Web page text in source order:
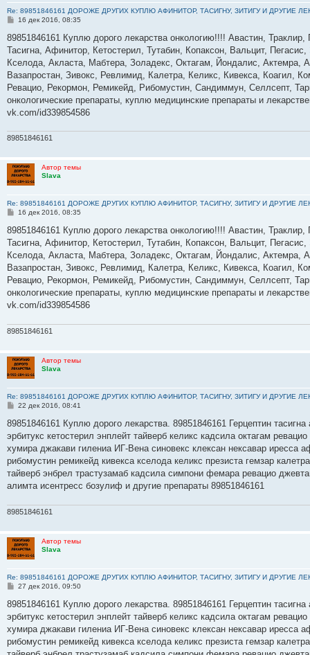
Re: 89851846161 ДОРОЖЕ ДРУГИХ КУПЛЮ АФИНИТОР, ТАСИГНУ, ЗИТИГУ И ДРУГИЕ
С
о
щ
е
и
е
16 дек 2016, 08:35
89851846161 Куплю дорого лекарства онкологию!!!! Авастин,
Тасигна, Афинитор, Кетостерил, Тутабин, Копаксон, Вальцит,
Кселода, Акласта, Мабтера, Золадекс, Октагам, Йондалис, Актемра,
Вазапростан, Зивокс, Ревлимид, Калетра, Келикс, Кивекса, Коагил,
Ревацио, Рекормон, Ремикейд, Рибомустин, Сандиммун, Селлсепт,
онкологические препараты, куплю медицинские препараты и
vk.com/id339854586
89851846161
Автор темы
Slava
Re: 89851846161 ДОРОЖЕ ДРУГИХ КУПЛЮ АФИНИТОР, ТАСИГНУ, ЗИТИГУ И ДРУГИЕ
С
о
щ
е
и
е
16 дек 2016, 08:35
89851846161 Куплю дорого лекарства онкологию!!!! Авастин,
Тасигна, Афинитор, Кетостерил, Тутабин, Копаксон, Вальцит,
Кселода, Акласта, Мабтера, Золадекс, Октагам, Йондалис, Актемра,
Вазапростан, Зивокс, Ревлимид, Калетра, Келикс, Кивекса, Коагил,
Ревацио, Рекормон, Ремикейд, Рибомустин, Сандиммун, Селлсепт,
онкологические препараты, куплю медицинские препараты и
vk.com/id339854586
89851846161
Автор темы
Slava
Re: 89851846161 ДОРОЖЕ ДРУГИХ КУПЛЮ АФИНИТОР, ТАСИГНУ, ЗИТИГУ И ДРУГИЕ
С
о
щ
е
и
е
22 дек 2016, 08:41
89851846161 Куплю дорого лекарства. 89851846161 Герцептин
эрбитукс кетостерил энплейт тайверб келикс кадсила октагам
хумира джакави гилениа ИГ-Вена синовекс клексан нексавар иресса
рибомустин ремикейд кивекса кселода келикс презиста гемзар
тайверб энбрел трастузамаб кадсила симпони фемара ревацио
алимта исентресс бозулиф и другие препараты 89851846161
89851846161
Автор темы
Slava
Re: 89851846161 ДОРОЖЕ ДРУГИХ КУПЛЮ АФИНИТОР, ТАСИГНУ, ЗИТИГУ И ДРУГИЕ
С
о
щ
е
и
е
27 дек 2016, 09:50
89851846161 Куплю дорого лекарства. 89851846161 Герцептин
эрбитукс кетостерил энплейт тайверб келикс кадсила октагам
хумира джакави гилениа ИГ-Вена синовекс клексан нексавар иресса
рибомустин ремикейд кивекса кселода келикс презиста гемзар